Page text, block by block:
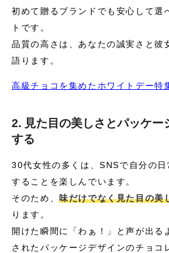
初めて贈るブランドでも安心して選
トです。
品質の高さは、あなたの誠実さと彼
語ります。
高級チョコを集めたホワイトデー特
2. 見た目の美しさとパッケー
する
30代女性の多くは、SNSで自分の
することを楽しんでいます。
そのため、味だけでなく見た目の美
ります。
開けた瞬間に「わぁ！」と声が出る
されたパッケージデザインのチョコ